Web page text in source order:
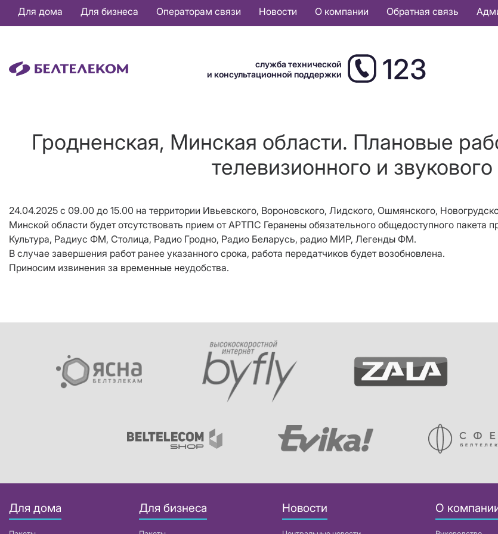
Основная
навигация
Для дома Для бизнеса Операторам связи Новости О компании Обратная связь
служба технической
и консультационной поддержки
123
Гродненская, Минская области. Плановые
телевизионного и
24.04.2025 с 09.00 до 15.00 на территории Ивьевского, Вороновского, Лидского, Ошмянского,
Минской области будет отсутствовать прием от АРТПС Геранены обязательного общедоступного
Культура, Радиус ФМ, Столица, Радио Гродно, Радио Беларусь, радио МИР, Легенды ФМ.
В случае завершения работ ранее указанного срока, работа передатчиков будет возобновлена.
Приносим извинения за временные неудобства.
Для дома Для бизнеса Новости О